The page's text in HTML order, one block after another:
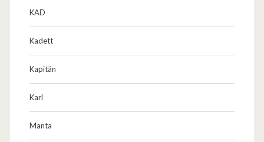
KAD
Kadett
Kapitän
Karl
Manta